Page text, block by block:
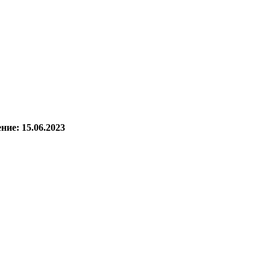
15.06.2023